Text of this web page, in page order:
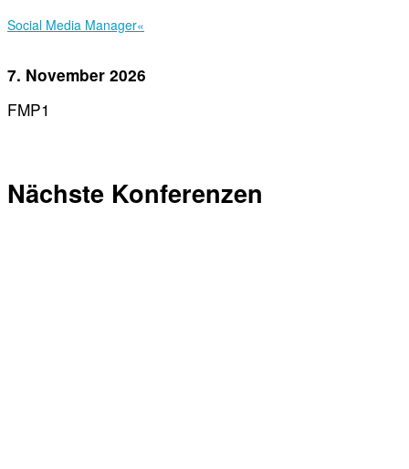
Social Media Manager«
7. November 2026
FMP1
Nächste Konferenzen